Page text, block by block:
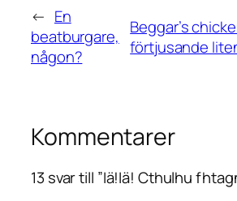
← En
beatburgare,
någon?
Beggar’s
förtjusande
Kommentarer
13 svar till ”Iä!Iä! Cthulhu